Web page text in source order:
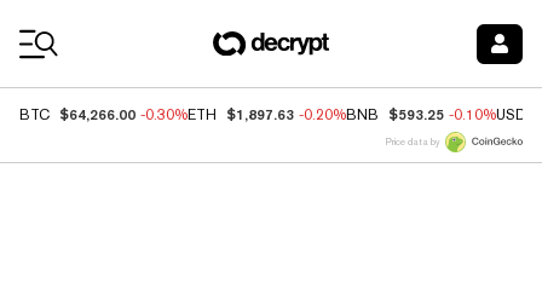
BTC $64,266.00 -0.30%ETH $1,897.63 -0.20%BNB $593.25 -0.10%USDC
Price data by